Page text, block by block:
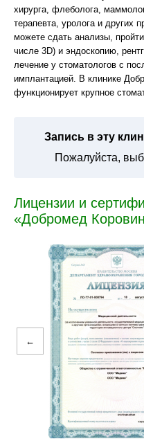
хирурга, флеболога,
терапевта, уролога и других
можете сдать анализы,
числе 3D) и эндоскопию,
лечение у стоматологов с
имплантацией. В клинике
функционирует крупное
Запись в эту
Пожалуйста,
Лицензии и
«Добромед
←